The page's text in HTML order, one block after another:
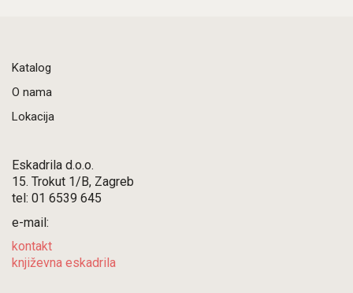
Katalog
O nama
Lokacija
Eskadrila d.o.o.
15. Trokut 1/B, Zagreb
tel: 01 6539 645
e-mail:
kontakt
književna eskadrila